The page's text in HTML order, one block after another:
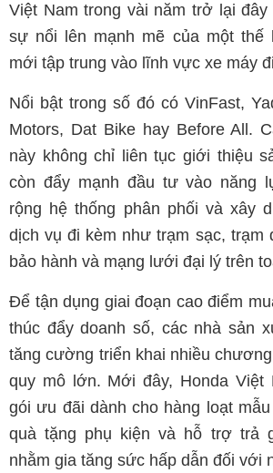
Việt Nam trong vài năm trở lại
sự nổi lên mạnh mẽ của một thế
mới tập trung vào lĩnh vực xe máy
Nổi bật trong số đó có VinFast,
Motors, Dat Bike hay Before All.
này không chỉ liên tục giới thiệu
còn đẩy mạnh đầu tư vào năng
rộng hệ thống phân phối và xây
dịch vụ đi kèm như trạm sạc, trạm
bảo hành và mạng lưới đại lý trên
Để tận dụng giai đoạn cao điểm
thúc đẩy doanh số, các nhà sản
tăng cường triển khai nhiều
quy mô lớn. Mới đây, Honda Việt
gói ưu đãi dành cho hàng loạt
quà tặng phụ kiện và hỗ trợ trả
nhằm gia tăng sức hấp dẫn đối với